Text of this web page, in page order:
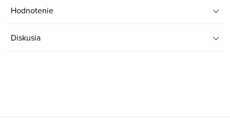
Hodnotenie
Diskusia